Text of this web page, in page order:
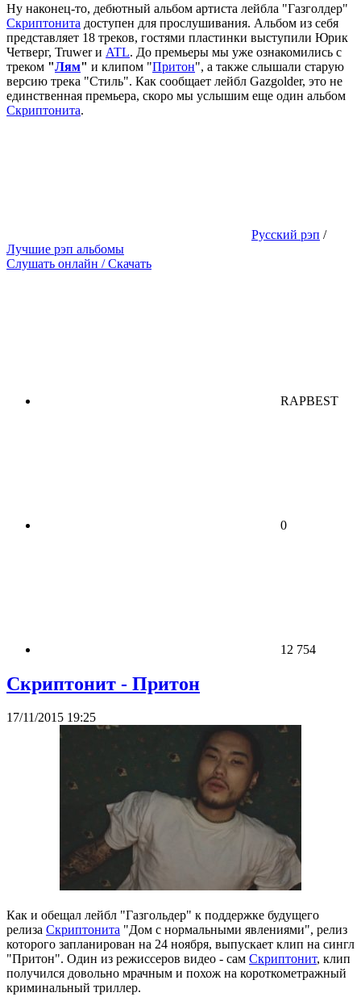
Ну наконец-то, дебютный альбом артиста лейбла "Газголдер"
Скриптонита доступен для прослушивания. Альбом из себя
представляет 18 треков, гостями пластинки выступили Юрик
Четверг, Truwer и ATL. До премьеры мы уже ознакомились с
треком "Лям" и клипом "Притон", а также слышали старую
версию трека "Стиль". Как сообщает лейбл Gazgolder, это не
единственная премьера, скоро мы услышим еще один альбом
Скриптонита.
Русский рэп /
Лучшие рэп альбомы
Слушать онлайн / Скачать
RAPBEST
0
12 754
Скриптонит - Притон
17/11/2015 19:25
Как и обещал лейбл "Газгольдер" к поддержке будущего
релиза Скриптонита "Дом с нормальными явлениями", релиз
которого запланирован на 24 ноября, выпускает клип на сингл
"Притон". Один из режиссеров видео - сам Скриптонит, клип
получился довольно мрачным и похож на короткометражный
криминальный триллер.